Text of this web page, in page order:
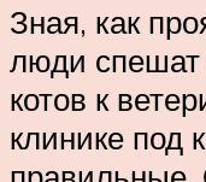
Зная, как
люди спешат
котов к
клинике под